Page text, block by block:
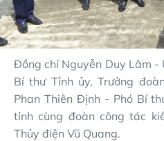
Đồng chí Nguyễn Duy Lâm -
Bí thư Tỉnh ủy, Trưởng
Phan Thiên Định - Phó Bí
tỉnh cùng đoàn công tác
Thủy điện Vũ Quang.